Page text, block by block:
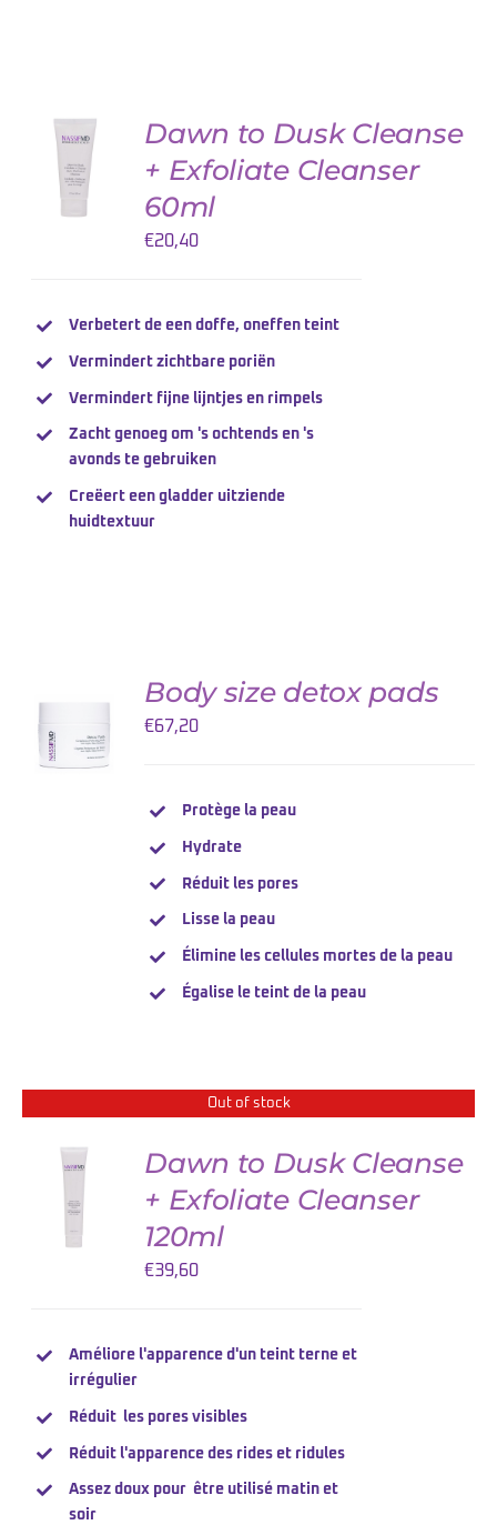
AJOUTER
PANIER
/
DETAILS
Dawn to Dusk Cleanse
+ Exfoliate Cleanser
60ml
€20,40
Verbetert de een doffe, oneffen teint
Vermindert zichtbare poriën
Vermindert fijne lijntjes en rimpels
Zacht genoeg om 's ochtends en 's
avonds te gebruiken
Creëert een gladder uitziende
huidtextuur
PANIER
Body size detox pads
€67,20
Protège la peau
Hydrate
Réduit les pores
Lisse la peau
Élimine les cellules mortes de la peau
Égalise le teint de la peau
Out of stock
DETAILS
Dawn to Dusk Cleanse
+ Exfoliate Cleanser
120ml
€39,60
Améliore l'apparence d'un teint terne et
irrégulier
Réduit les pores visibles
Réduit l'apparence des rides et ridules
Assez doux pour être utilisé matin et
soir